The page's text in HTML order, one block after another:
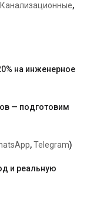
Канализационные,
на инженерное
— подготовим
,Telegram)
и реальную